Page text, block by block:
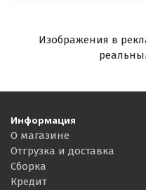
Изображения в
Информация
О магазине
Отгрузка и доставка
Сборка
Кредит